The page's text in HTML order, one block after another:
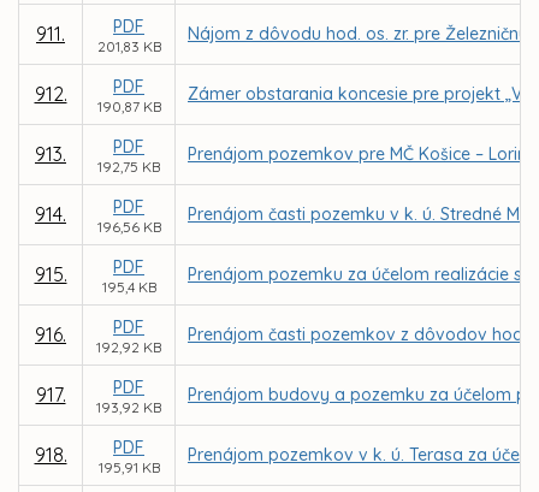
911. PDF
201,83 KB
Nájom z dôvodu hod. os. zr. pre
912. PDF
190,87 KB
Zámer obstarania koncesie pre projekt
913. PDF
192,75 KB
Prenájom pozemkov pre MČ Košice –
914. PDF
196,56 KB
Prenájom časti pozemku v k. ú. Stredné
915. PDF
195,4 KB
Prenájom pozemku za účelom realizácie
916. PDF
192,92 KB
Prenájom časti pozemkov z dôvodov
917. PDF
193,92 KB
Prenájom budovy a pozemku za účelom
918. PDF
195,91 KB
Prenájom pozemkov v k. ú. Terasa za